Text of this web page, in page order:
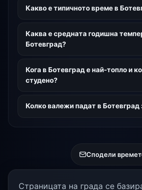
Какво е типичното време в
Каква е средната годишна
Ботевград?
Кога в Ботевград е най-топло и
студено?
Колко валежи падат в Ботевград
Сподели
Страницата на града се